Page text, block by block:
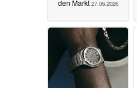
den Markt 27.06.2026